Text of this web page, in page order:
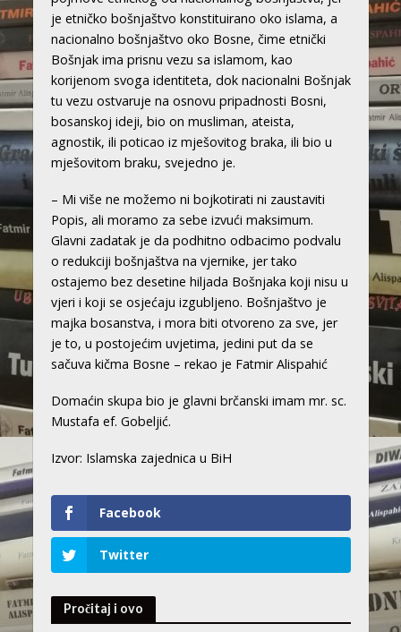
je etničko bošnjaštvo konstituirano oko islama, a
nacionalno bošnjaštvo oko Bosne, čime etnički
Bošnjak ima prisnu vezu sa islamom, kao
korijenom svoga identiteta, dok nacionalni Bošnjak
tu vezu ostvaruje na osnovu pripadnosti Bosni,
bosanskoj ideji, bio on musliman, ateista,
agnostik, ili poticao iz mješovitog braka, ili bio u
mješovitom braku, svejedno je.
– Mi više ne možemo ni bojkotirati ni zaustaviti
Popis, ali moramo za sebe izvući maksimum.
Glavni zadatak je da podhitno odbacimo podvalu
o redukciji bošnjaštva na vjernike, jer tako
ostajemo bez desetine hiljada Bošnjaka koji nisu u
vjeri i koji se osjećaju izgubljeno. Bošnjaštvo je
majka bosanstva, i mora biti otvoreno za sve, jer
je to, u postojećim uvjetima, jedini put da se
sačuva kičma Bosne – rekao je Fatmir Alispahić
Domaćin skupa bio je glavni brčanski imam mr. sc.
Mustafa ef. Gobeljić.
Izvor: Islamska zajednica u BiH
Facebook
Twitter
Pročitaj i ovo